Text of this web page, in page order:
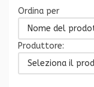
Ordina per
Produttore: